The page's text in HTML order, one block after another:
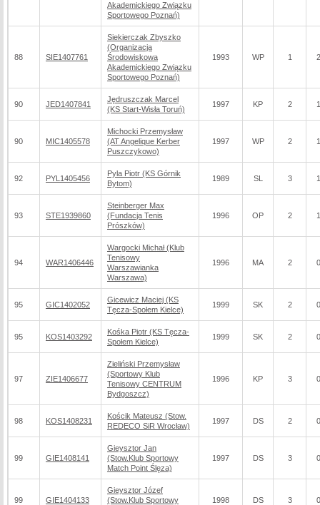
Akademickiego Związku
Sportowego Poznań)
88 SIE1407761
Siekierczak Zbyszko
(Organizacja
Środowiskowa
Akademickiego Związku
Sportowego Poznań)
1993 WP 1
90 JED1407841
Jędruszczak Marcel
(KS Start-Wisła Toruń)
1997 KP 2
90 MIC1405578
Michocki Przemysław
(AT Angelique Kerber
Puszczykowo)
1997 WP 2
92 PYL1405456
Pyla Piotr (KS Górnik
Bytom)
1989 SL 3
93 STE1939860
Steinberger Max
(Fundacja Tenis
Prószków)
1996 OP 2
94 WAR1406446
Wargocki Michał (Klub
Tenisowy
Warszawianka
Warszawa)
1996 MA 2
95 GIC1402052
Gicewicz Maciej (KS
Tęcza-Społem Kielce)
1999 SK 2
95 KOS1403292
Kośka Piotr (KS Tęcza-
Społem Kielce)
1999 SK 2
97 ZIE1406677
Zieliński Przemysław
(Sportowy Klub
Tenisowy CENTRUM
Bydgoszcz)
1996 KP 3
98 KOS1408231
Kościk Mateusz (Stow.
REDECO SiR Wrocław)
1997 DS 2
99 GIE1408141
Gieysztor Jan
(Stow.Klub Sportowy
Match Point Ślęza)
1997 DS 3
99 GIE1404133
Gieysztor Józef
(Stow.Klub Sportowy
1998 DS 3